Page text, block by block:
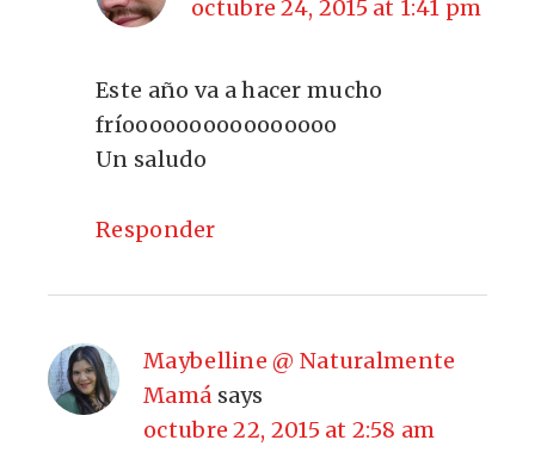
octubre 24, 2015 at 1:41 pm
Este año va a hacer mucho
fríoooooooooooooooo
Un saludo
Responder
Maybelline @ Naturalmente
Mamá says
octubre 22, 2015 at 2:58 am